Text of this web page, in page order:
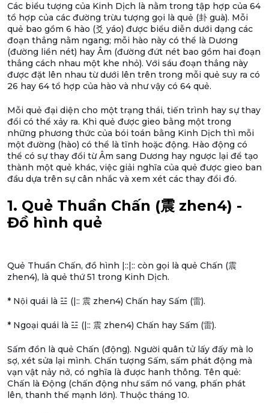
Các biểu tượng của Kinh Dịch là nằm trong tập hợp của 64
tổ hợp của các đường trừu tượng gọi là quẻ (卦 guà). Mỗi
quẻ bao gồm 6 hào (爻 yáo) được biểu diễn dưới dạng các
đoạn thẳng nằm ngang; mỗi hào này có thể là Dương
(đường liền nét) hay Âm (đường đứt nét bao gồm hai đoạn
thẳng cách nhau một khe nhỏ). Với sáu đoạn thẳng này
được đặt lên nhau từ dưới lên trên trong mỗi quẻ suy ra có
26 hay 64 tổ hợp của hào và như vậy có 64 quẻ.
Mỗi quẻ đại diện cho một trạng thái, tiến trình hay sự thay
đổi có thể xảy ra. Khi quẻ được gieo bằng một trong
những phương thức của bói toán bằng Kinh Dịch thì mỗi
một đường (hào) có thể là tĩnh hoặc động. Hào động có
thể có sự thay đổi từ Âm sang Dương hay ngược lại để tạo
thành một quẻ khác, việc giải nghĩa của quẻ được gieo ban
đầu dựa trên sự cân nhắc và xem xét các thay đổi đó.
1. Quẻ Thuần Chấn (震 zhen4) -
Đồ hình quẻ
Quẻ Thuần Chấn, đồ hình |::|:: còn gọi là quẻ Chấn (震
zhen4), là quẻ thứ 51 trong Kinh Dịch.
* Nội quái là ☳ (|:: 震 zhen4) Chấn hay Sấm (雷).
* Ngoại quái là ☳ (|:: 震 zhen4) Chấn hay Sấm (雷).
Sấm đồn là quẻ Chấn (động). Người quân tử lấy đấy mà lo
sợ, xét sửa lại mình. Chấn tượng Sấm, sấm phát động mà
vạn vật nảy nở, có nghĩa là được hanh thông. Tên quẻ:
Chấn là Động (chấn động như sấm nổ vang, phấn phát
lên, thanh thế mạnh lớn). Thuộc tháng 10.